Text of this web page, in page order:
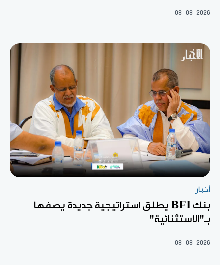
08-08-2026
أخبار
بنك BFI يطلق استراتيجية جديدة يصفها
بـ"الاستثنائية"
08-08-2026